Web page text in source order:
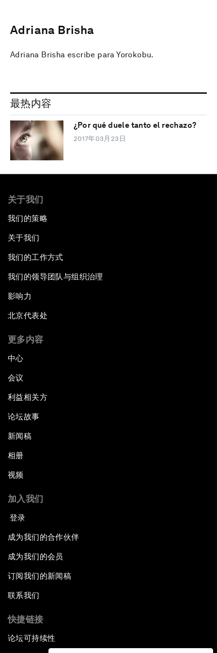
Adriana Brisha
Adriana Brisha escribe para Yorokobu.
最热内容
¿Por qué duele tanto el rechazo?
2017年03月23日
关于我们
我们的策略
关于我们
我们的工作方式
我们的领导团队与组织治理
影响力
北京代表处
更多内容
中心
会议
利益相关方
论坛故事
新闻稿
相册
视频
加入我们
登录
成为我们的合作伙伴
成为我们的会员
订阅我们的新闻稿
联系我们
快捷链接
论坛可持续性